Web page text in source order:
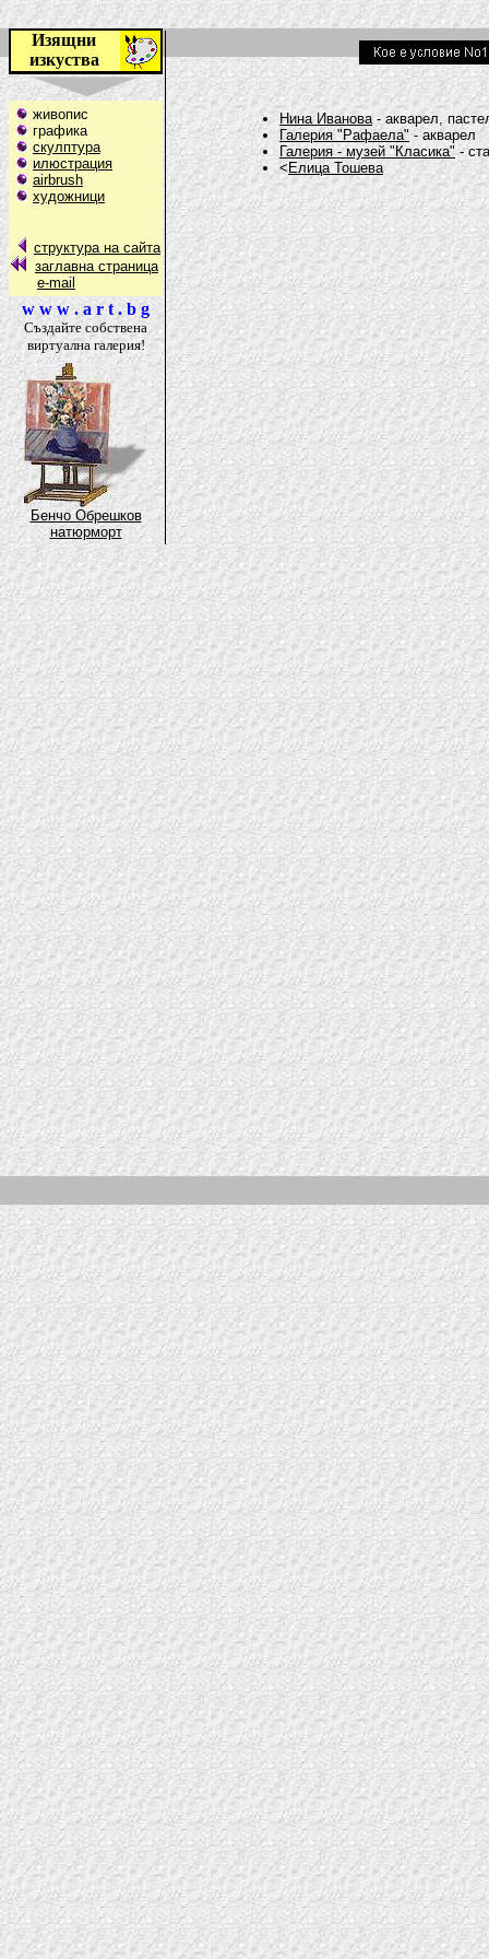
Изящни
изкуства
живопис
графика
скулптура
илюстрация
airbrush
художници
структура на сайта
заглавна страница
e-mail
w w w . a r t . b g
Създайте собствена
виртуална галерия!
Бенчо Обрешков
натюрморт
Нина Иванова- акварел,
Галерия "Рафаела" - акварел
Галерия - музей "Класика"-
< Елица Тошева